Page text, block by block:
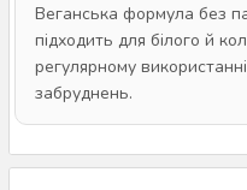
Веганська формула без
підходить для білого й
регулярному
забруднень.